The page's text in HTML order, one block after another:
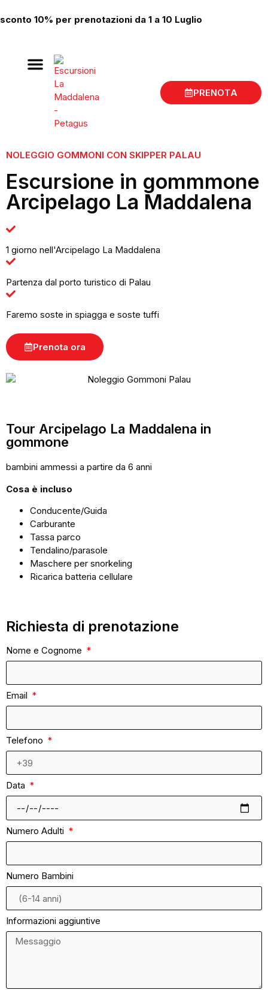
sconto 10% per prenotazioni da 1 a 10 Luglio
PRENOTA
NOLEGGIO GOMMONI CON SKIPPER PALAU
Escursione in gommmone
Arcipelago La Maddalena
1 giorno nell'Arcipelago La Maddalena
Partenza dal porto turistico di Palau
Faremo soste in spiagga e soste tuffi
Prenota ora
Tour Arcipelago La Maddalena in
gommone
bambini ammessi a partire da 6 anni
Cosa è incluso
Conducente/Guida
Carburante
Tassa parco
Tendalino/parasole
Maschere per snorkeling
Ricarica batteria cellulare
Richiesta di prenotazione
Nome e Cognome
Email
Telefono
Data
Numero Adulti
Numero Bambini
Informazioni aggiuntive